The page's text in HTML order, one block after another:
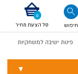
חיפוש סל הצעת מחיר
פינות ישיבה למשחקיות